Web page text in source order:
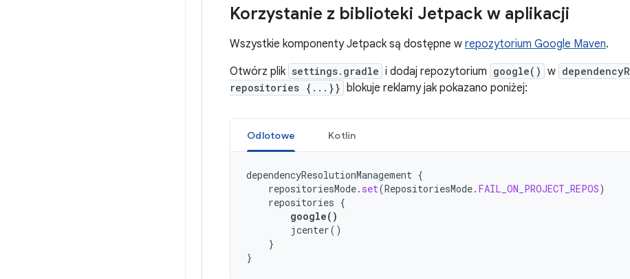
Korzystanie z biblioteki Jetpack w aplikacji
Wszystkie komponenty Jetpack są dostępne w repozytorium Google Maven.
Otwórz plik settings.gradle i dodaj repozytorium google() w
repositories {...}} blokuje reklamy jak pokazano poniżej:
Odlotowe Kotlin
dependencyResolutionManagement {
repositoriesMode. set(RepositoriesMode. FAIL_ON_PROJECT_REPOS)
repositories {
google()
jcenter()
}
}